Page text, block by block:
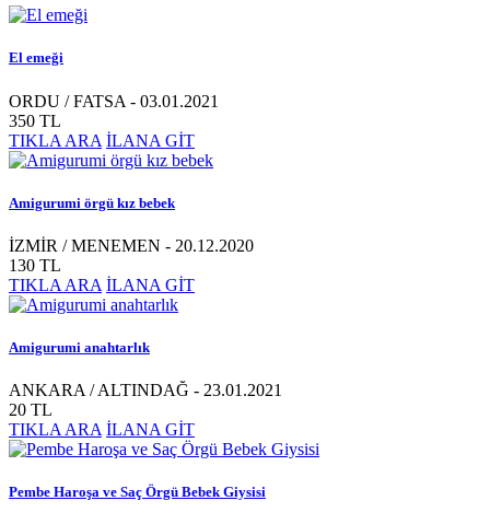
El emeği
ORDU / FATSA - 03.01.2021
350 TL
TIKLA ARA İLANA GİT
Amigurumi örgü kız bebek
İZMİR / MENEMEN - 20.12.2020
130 TL
TIKLA ARA İLANA GİT
Amigurumi anahtarlık
ANKARA / ALTINDAĞ - 23.01.2021
20 TL
TIKLA ARA İLANA GİT
Pembe Haroşa ve Saç Örgü Bebek Giysisi